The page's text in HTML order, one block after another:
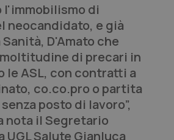
l'immobilismo di
neocandidato, e già
D'Amato che
di precari in
le ASL, con contratti a
co.co.pro o partita
posto di lavoro”,
nota il Segretario
UGL Salute Gianluca